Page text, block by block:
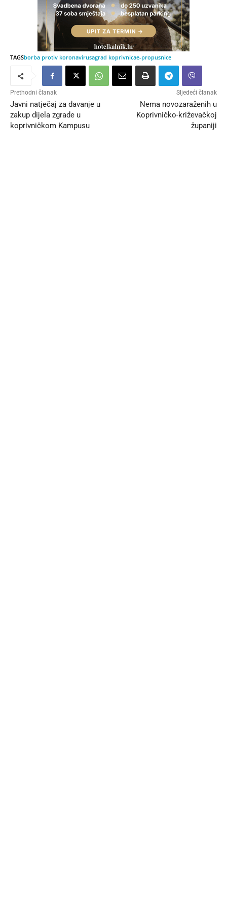
TAGSborba protiv koronavirusagrad koprivnicae-propusnice
Prethodni članak
Javni natječaj za davanje u
zakup dijela zgrade u
koprivničkom Kampusu
Sljedeći članak
Nema novozaraženih u
Koprivničko-križevačkoj
županiji